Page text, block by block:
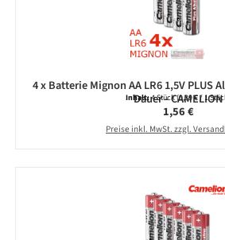
4 x Batterie Mignon AA LR6 1,5V PLUS
Dauer - CAMELION
Inhalt:4 Stück(0,39 € / 1
Regulärer
1,56 €
Preise inkl. MwSt. zzgl.